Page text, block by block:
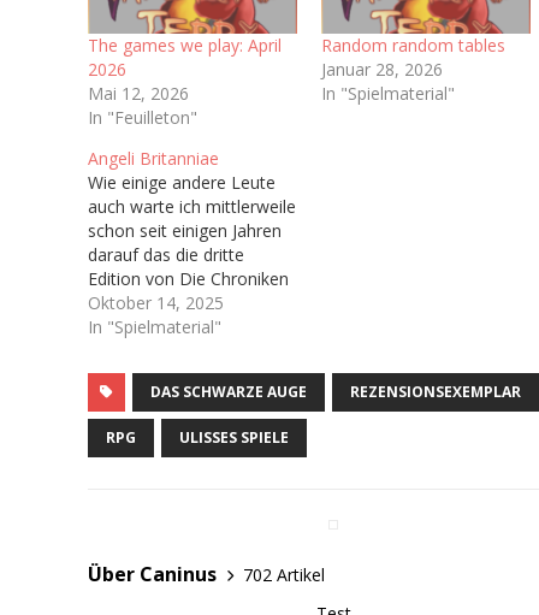
The games we play: April
2026
Mai 12, 2026
In "Feuilleton"
Random random tables
Januar 28, 2026
In "Spielmaterial"
Angeli Britanniae
Wie einige andere Leute
auch warte ich mittlerweile
schon seit einigen Jahren
darauf das die dritte
Edition von Die Chroniken
der Engel (Vulgo: Engel),
welche ja irgendwann bald
erblicken soll. Hoffentlich.
Immerhin haben wir ja
schon ein Playtest-
Dokument bekommen Ich
Oktober 14, 2025
In "Spielmaterial"
DAS SCHWARZE AUGE REZENSIONSEXEMPLAR
RPG ULISSES SPIELE
Über Caninus
702 Artikel